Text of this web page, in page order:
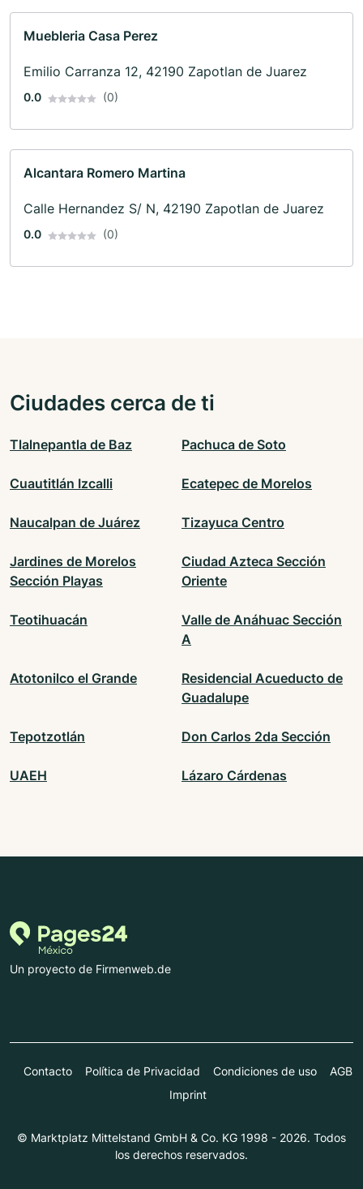
Muebleria Casa Perez
Emilio Carranza 12, 42190 Zapotlan de Juarez
0.0 (0)
Alcantara Romero Martina
Calle Hernandez S/ N, 42190 Zapotlan de Juarez
0.0 (0)
Ciudades cerca de ti
Tlalnepantla de Baz Pachuca de Soto
Cuautitlán Izcalli Ecatepec de Morelos
Naucalpan de Juárez Tizayuca Centro
Jardines de Morelos
Sección Playas
Ciudad Azteca Sección
Oriente
Teotihuacán
Valle de Anáhuac Sección
A
Atotonilco el Grande
Residencial Acueducto de
Guadalupe
Tepotzotlán Don Carlos 2da Sección
UAEH Lázaro Cárdenas
Un proyecto de Firmenweb.de
Contacto Política de Privacidad Condiciones de uso
AGB
Imprint
© Marktplatz Mittelstand GmbH & Co. KG 1998 - 2026. Todos
los derechos reservados.